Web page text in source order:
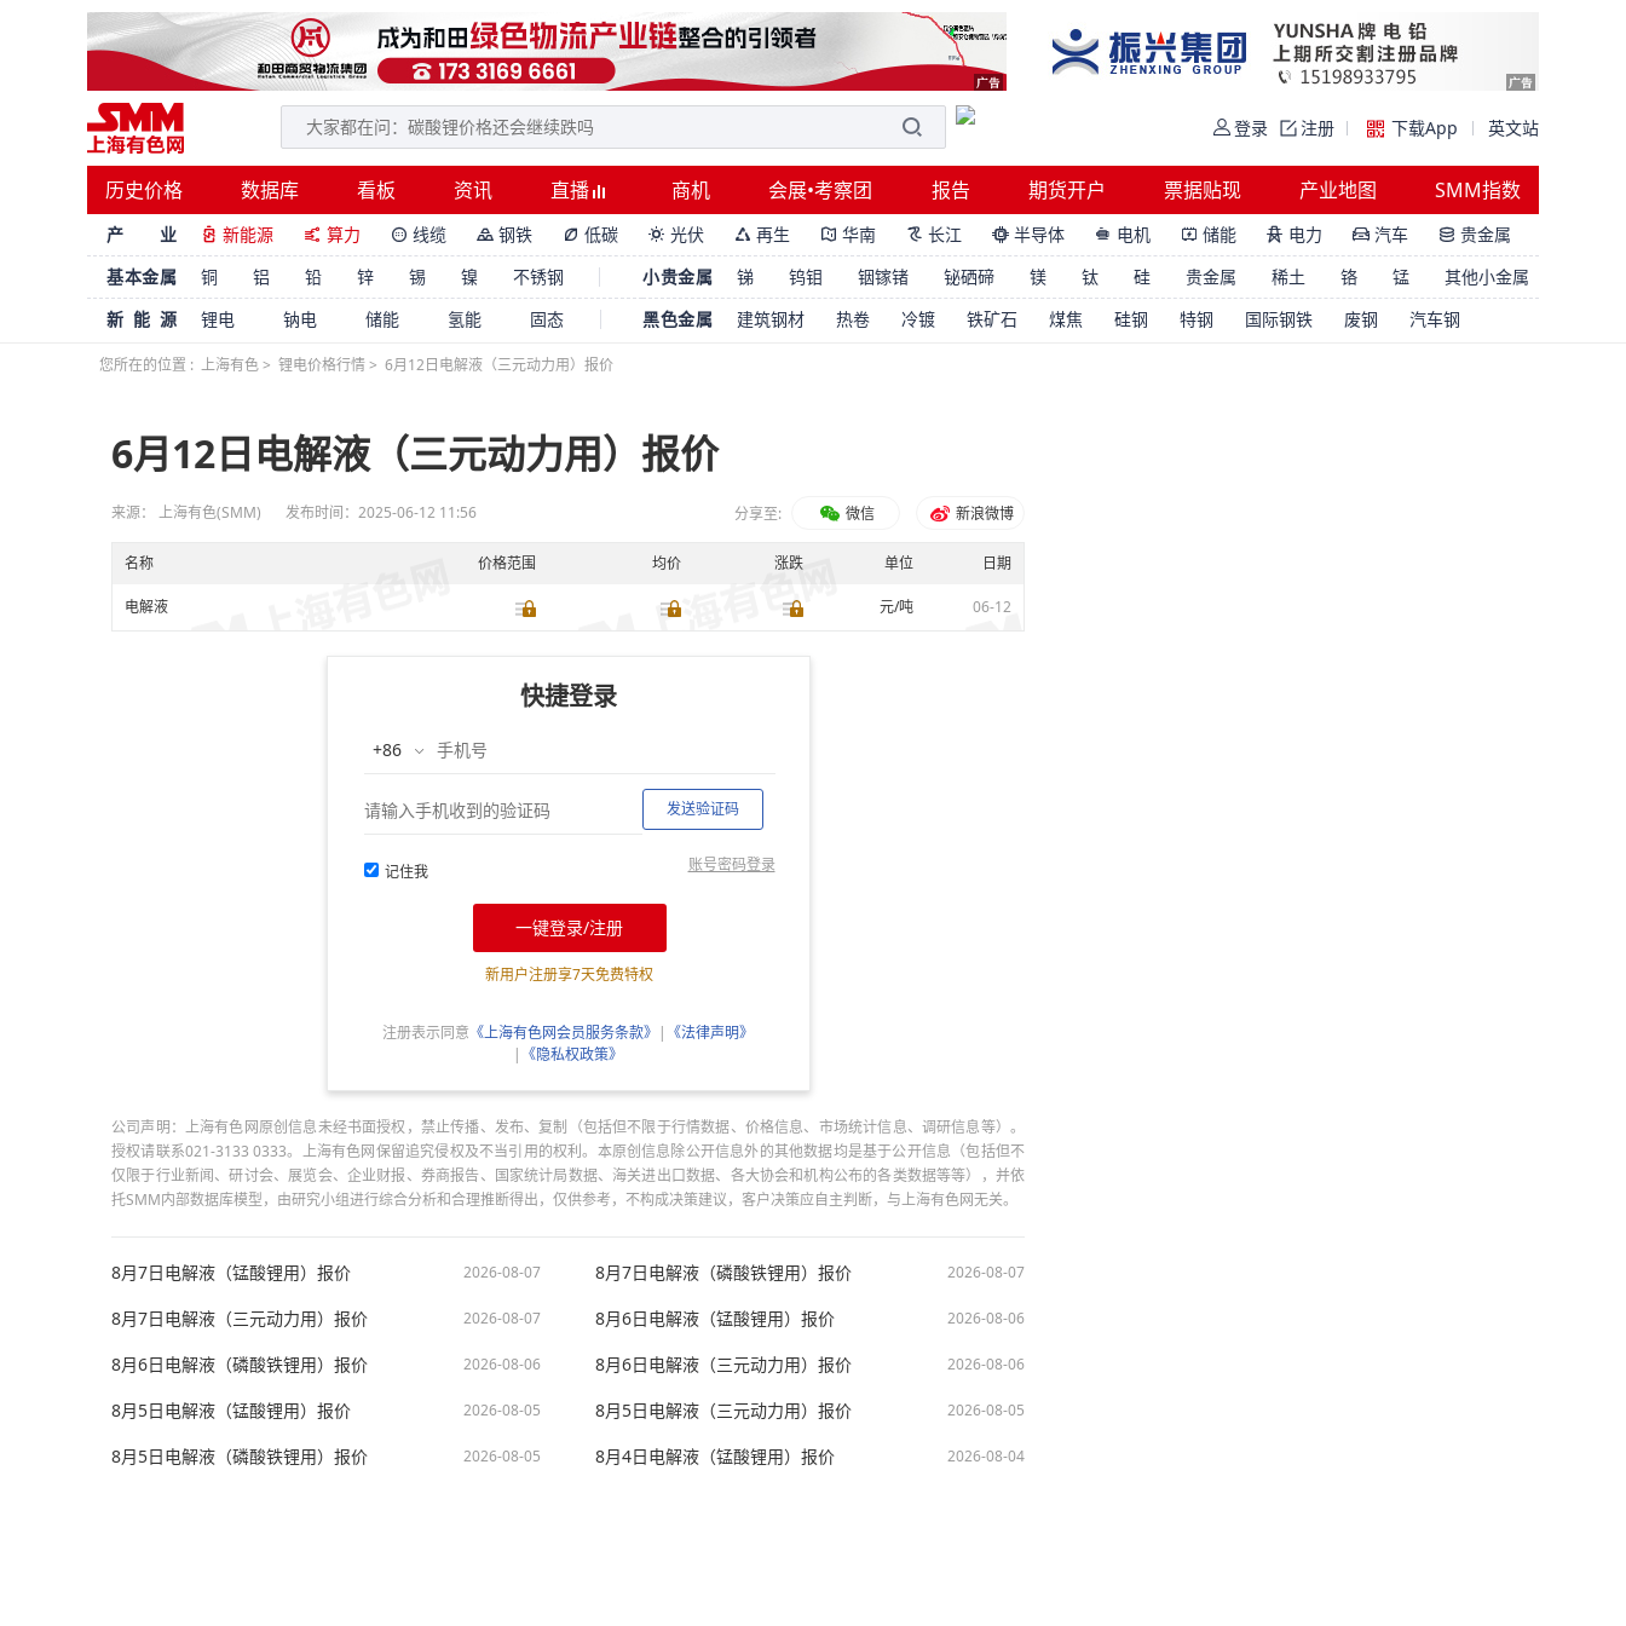
登录 注册 下载App 英文站
历史价格 数据库 看板 资讯 直播 商机 会展•考察团 报告 期货开户 票据贴现 产业地图 SMM指数
产 业  新能源  算力  线缆  钢铁  低碳  光伏  再生  华南  长江  半导体  电机  储能  电力  汽车  贵金属
基本金属
铜 铝 铅 锌 锡 镍 不锈钢 小贵金属 锑 钨钼 铟镓锗 铋硒碲 镁 钛 硅 贵金属 稀土 铬 锰
其他小金属
新能源
锂电 钠电 储能 氢能 固态 黑色金属 建筑钢材 热卷 冷镀 铁矿石 煤焦 硅钢 特钢 国际钢铁 废钢 汽车钢
您所在的位置 : 上海有色> 锂电价格行情> 6月12日电解液（三元动力用）报价
6月12日电解液（三元动力用）报价
来源： 上海有色(SMM) 发布时间：2025-06-12 11:56 分享至: 微信 新浪微博
名称 价格范围 均价 涨跌 单位 日期
电解液 元/吨 06-12
快捷登录
发送验证码
记住我 账号密码登录
一键登录/注册
新用户注册享7天免费特权
注册表示同意 《上海有色网会员服务条款》 | 《法律声明》
| 《隐私权政策》
公司声明：上海有色网原创信息未经书面授权，禁止传播、发布、复制（包括但不限于行情数据、价格信息、市场统计信息、调研信息等）。
授权请联系021-3133 0333。上海有色网保留追究侵权及不当引用的权利。本原创信息除公开信息外的其他数据均是基于公开信息（包括但不
仅限于行业新闻、研讨会、展览会、企业财报、券商报告、国家统计局数据、海关进出口数据、各大协会和机构公布的各类数据等等），并依
托SMM内部数据库模型，由研究小组进行综合分析和合理推断得出，仅供参考，不构成决策建议，客户决策应自主判断，与上海有色网无关。
8月7日电解液（锰酸锂用）报价 2026-08-07 8月7日电解液（磷酸铁锂用）报价 2026-08-07
8月7日电解液（三元动力用）报价 2026-08-07 8月6日电解液（锰酸锂用）报价 2026-08-06
8月6日电解液（磷酸铁锂用）报价 2026-08-06 8月6日电解液（三元动力用）报价 2026-08-06
8月5日电解液（锰酸锂用）报价 2026-08-05 8月5日电解液（三元动力用）报价 2026-08-05
8月5日电解液（磷酸铁锂用）报价 2026-08-05 8月4日电解液（锰酸锂用）报价 2026-08-04